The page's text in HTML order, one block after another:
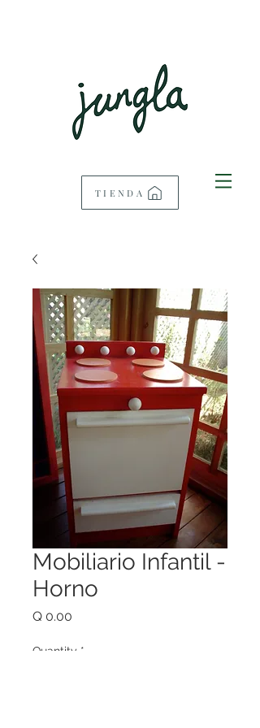
TIENDA
Mobiliario Infantil -
Horno
Q 0.00
Quantity *